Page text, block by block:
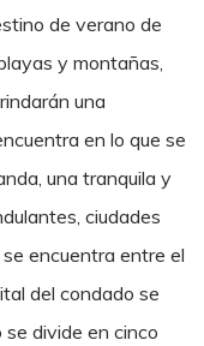
de verano de
y montañas,
una
en lo que se
una tranquila y
ciudades
encuentra entre el
del condado se
divide en cinco